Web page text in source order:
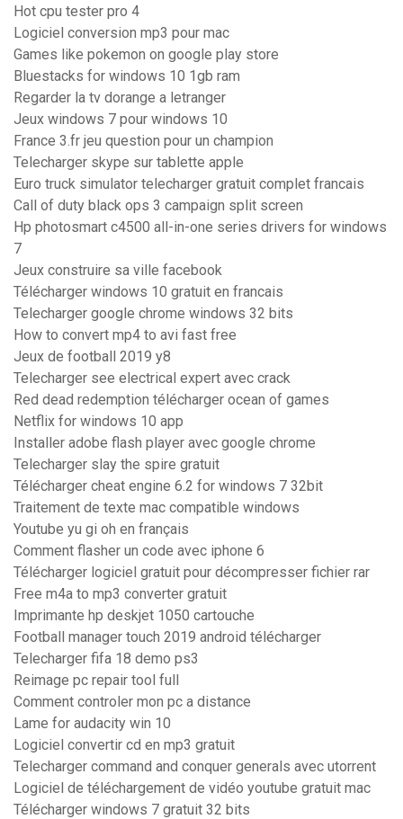
Hot cpu tester pro 4
Logiciel conversion mp3 pour mac
Games like pokemon on google play store
Bluestacks for windows 10 1gb ram
Regarder la tv dorange a letranger
Jeux windows 7 pour windows 10
France 3.fr jeu question pour un champion
Telecharger skype sur tablette apple
Euro truck simulator telecharger gratuit complet francais
Call of duty black ops 3 campaign split screen
Hp photosmart c4500 all-in-one series drivers for windows
7
Jeux construire sa ville facebook
Télécharger windows 10 gratuit en francais
Telecharger google chrome windows 32 bits
How to convert mp4 to avi fast free
Jeux de football 2019 y8
Telecharger see electrical expert avec crack
Red dead redemption télécharger ocean of games
Netflix for windows 10 app
Installer adobe flash player avec google chrome
Telecharger slay the spire gratuit
Télécharger cheat engine 6.2 for windows 7 32bit
Traitement de texte mac compatible windows
Youtube yu gi oh en français
Comment flasher un code avec iphone 6
Télécharger logiciel gratuit pour décompresser fichier rar
Free m4a to mp3 converter gratuit
Imprimante hp deskjet 1050 cartouche
Football manager touch 2019 android télécharger
Telecharger fifa 18 demo ps3
Reimage pc repair tool full
Comment controler mon pc a distance
Lame for audacity win 10
Logiciel convertir cd en mp3 gratuit
Telecharger command and conquer generals avec utorrent
Logiciel de téléchargement de vidéo youtube gratuit mac
Télécharger windows 7 gratuit 32 bits